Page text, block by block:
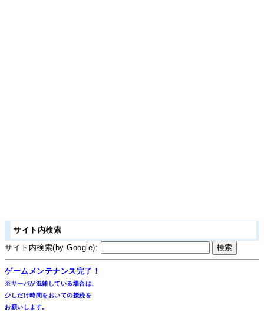
サイト内検索
サイト内検索(by Google):
ゲームメンテナンス完了！
※サーバが混雑している場合は、
少しだけ時間をおいての接続を
お願いします。